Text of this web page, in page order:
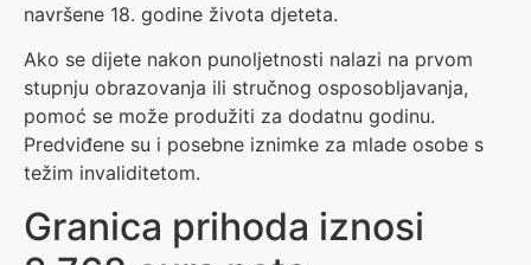
navršene 18. godine života djeteta.
Ako se dijete nakon punoljetnosti nalazi na prvom
stupnju obrazovanja ili stručnog osposobljavanja,
pomoć se može produžiti za dodatnu godinu.
Predviđene su i posebne iznimke za mlade osobe s
težim invaliditetom.
Granica prihoda iznosi